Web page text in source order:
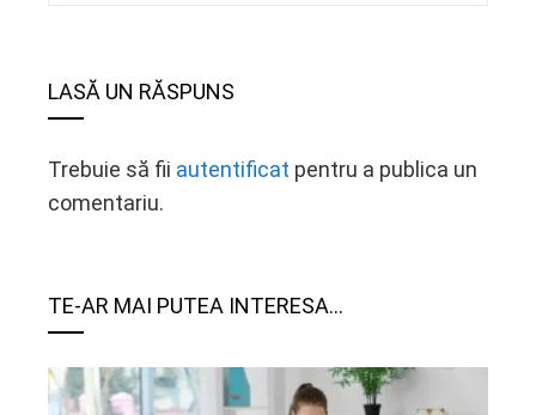
LASĂ UN RĂSPUNS
Trebuie să fii autentificat pentru a publica un
comentariu.
TE-AR MAI PUTEA INTERESA...